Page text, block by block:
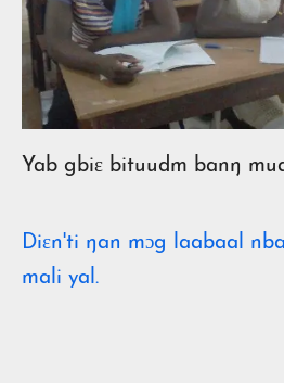
Yab gbiɛ bituudm banŋ
Diɛn'ti ŋan mɔg laabaal
mali yal.